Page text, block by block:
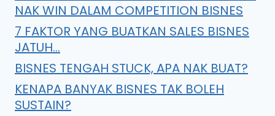
NAK WIN DALAM COMPETITION BISNES
7 FAKTOR YANG BUATKAN SALES BISNES
JATUH…
BISNES TENGAH STUCK, APA NAK BUAT?
KENAPA BANYAK BISNES TAK BOLEH
SUSTAIN?